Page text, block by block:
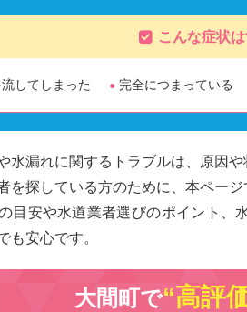
こんな症状
してしまった 完全につまっている
水漏れに関するトラブルは、原因
を探している方のために、本ペー
目安や水道業者選びのポイント
も安心です。
大間町で“高評